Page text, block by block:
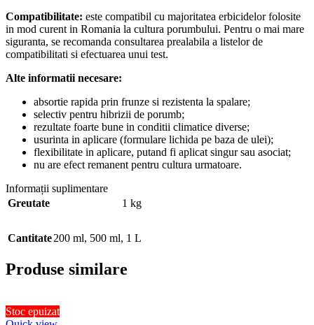
Compatibilitate: este compatibil cu majoritatea erbicidelor folosite
in mod curent in Romania la cultura porumbului. Pentru o mai mare
siguranta, se recomanda consultarea prealabila a listelor de
compatibilitati si efectuarea unui test.
Alte informatii necesare:
absortie rapida prin frunze si rezistenta la spalare;
selectiv pentru hibrizii de porumb;
rezultate foarte bune in conditii climatice diverse;
usurinta in aplicare (formulare lichida pe baza de ulei);
flexibilitate in aplicare, putand fi aplicat singur sau asociat;
nu are efect remanent pentru cultura urmatoare.
Informații suplimentare
Greutate
1 kg
Cantitate200 ml, 500 ml, 1 L
Produse similare
Stoc epuizat